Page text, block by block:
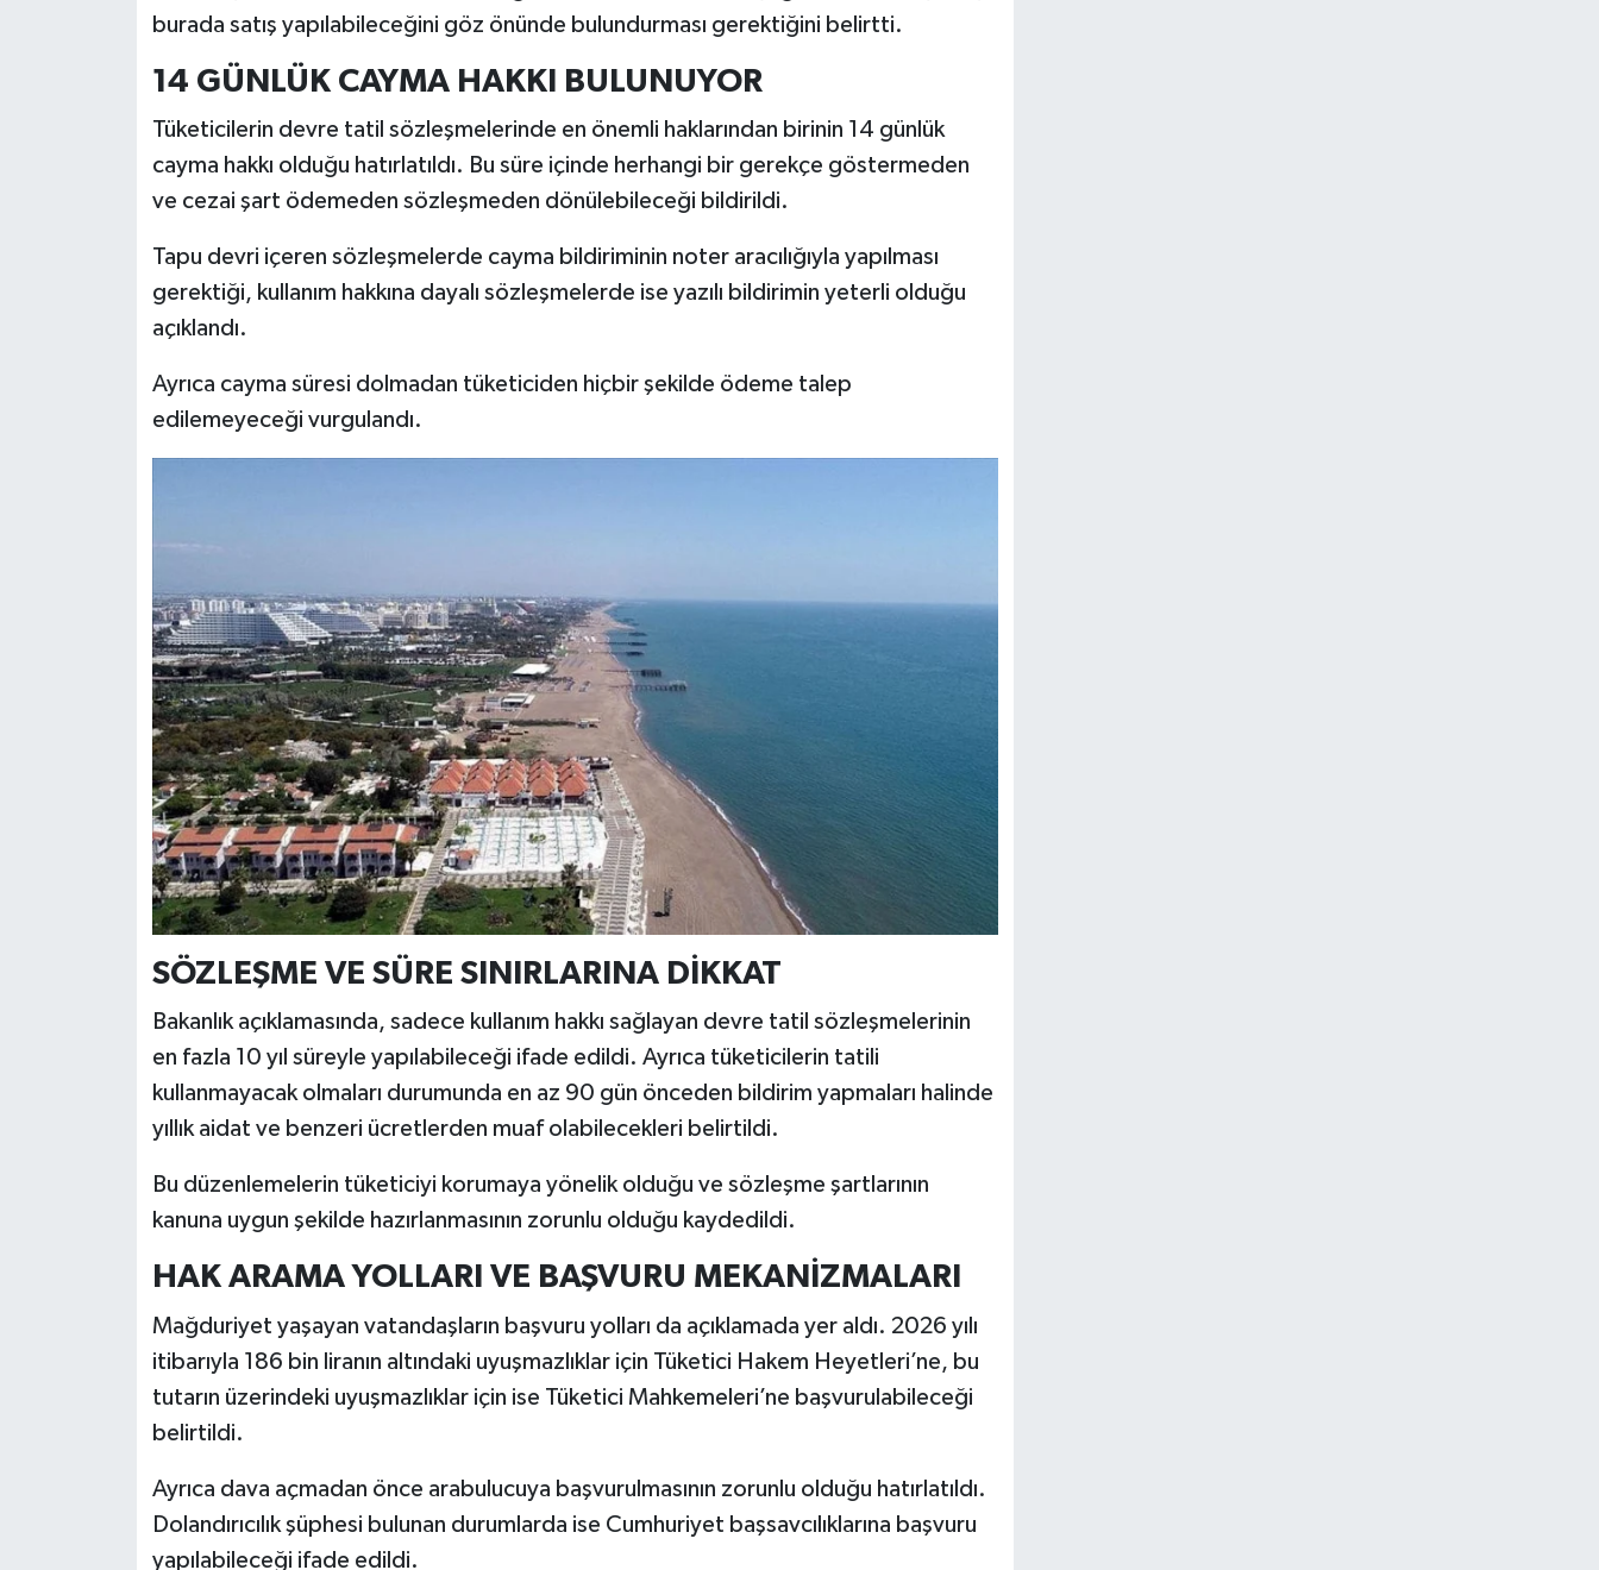
burada satış yapılabileceğini göz önünde bulundurması gerektiğini belirtti.
14 GÜNLÜK CAYMA HAKKI BULUNUYOR
Tüketicilerin devre tatil sözleşmelerinde en önemli haklarından birinin 14 günlük
cayma hakkı olduğu hatırlatıldı. Bu süre içinde herhangi bir gerekçe göstermeden
ve cezai şart ödemeden sözleşmeden dönülebileceği bildirildi.
Tapu devri içeren sözleşmelerde cayma bildiriminin noter aracılığıyla yapılması
gerektiği, kullanım hakkına dayalı sözleşmelerde ise yazılı bildirimin yeterli olduğu
açıklandı.
Ayrıca cayma süresi dolmadan tüketiciden hiçbir şekilde ödeme talep
edilemeyeceği vurgulandı.
SÖZLEŞME VE SÜRE SINIRLARINA DİKKAT
Bakanlık açıklamasında, sadece kullanım hakkı sağlayan devre tatil sözleşmelerinin
en fazla 10 yıl süreyle yapılabileceği ifade edildi. Ayrıca tüketicilerin tatili
kullanmayacak olmaları durumunda en az 90 gün önceden bildirim yapmaları halinde
yıllık aidat ve benzeri ücretlerden muaf olabilecekleri belirtildi.
Bu düzenlemelerin tüketiciyi korumaya yönelik olduğu ve sözleşme şartlarının
kanuna uygun şekilde hazırlanmasının zorunlu olduğu kaydedildi.
HAK ARAMA YOLLARI VE BAŞVURU MEKANİZMALARI
Mağduriyet yaşayan vatandaşların başvuru yolları da açıklamada yer aldı. 2026 yılı
itibarıyla 186 bin liranın altındaki uyuşmazlıklar için Tüketici Hakem Heyetleri’ne, bu
tutarın üzerindeki uyuşmazlıklar için ise Tüketici Mahkemeleri’ne başvurulabileceği
belirtildi.
Ayrıca dava açmadan önce arabulucuya başvurulmasının zorunlu olduğu hatırlatıldı.
Dolandırıcılık şüphesi bulunan durumlarda ise Cumhuriyet başsavcılıklarına başvuru
yapılabileceği ifade edildi.